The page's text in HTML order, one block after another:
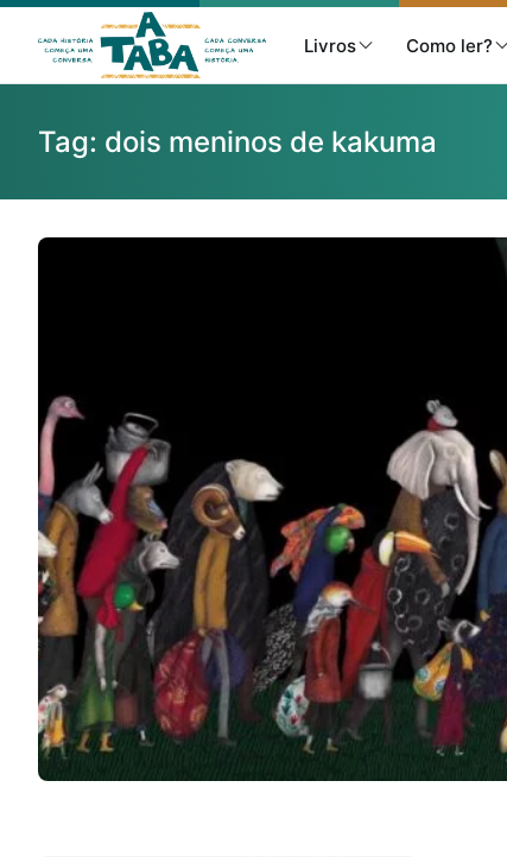
Livros Como ler?
Listas
Como ler?
Na escola
Na família
Colunas
Conteúdos
Tag: dois meninos de kakuma